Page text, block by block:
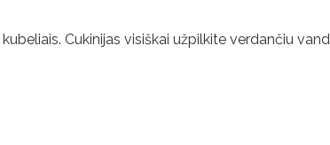
Cukinijas visiškai užpilkite verdančiu